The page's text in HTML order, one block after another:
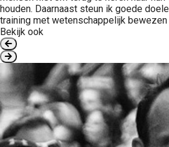
houden. Daarnaast steun ik goede
training met wetenschappelijk
Bekijk ook